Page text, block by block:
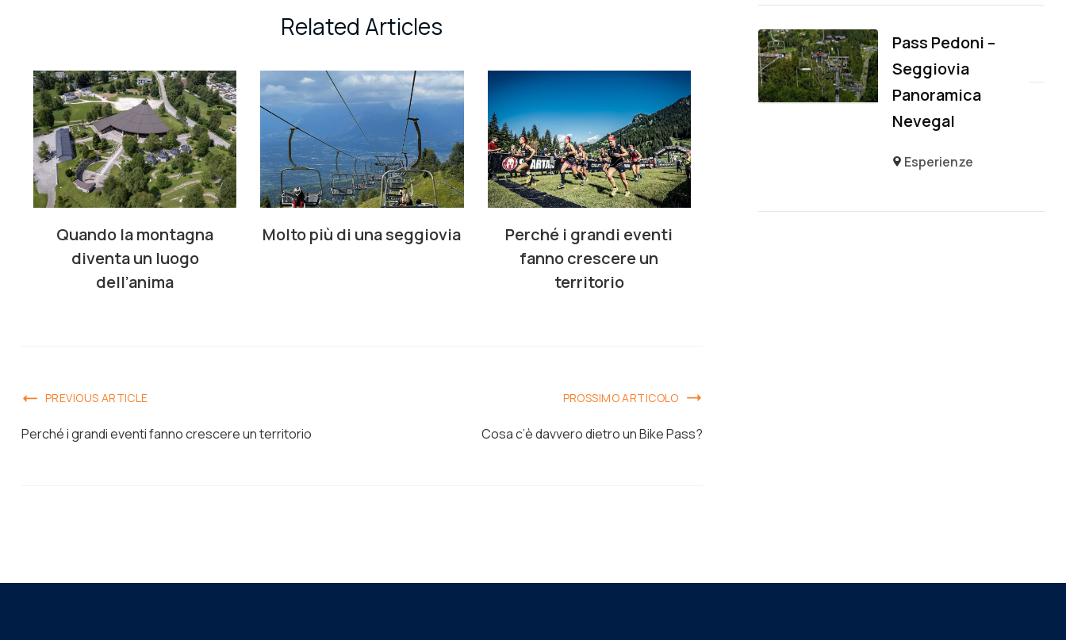
Related Articles
Quando la montagna
diventa un luogo
dell’anima
Molto più di una seggiovia
Perché i grandi eventi
fanno crescere un
territorio
PREVIOUS ARTICLE
Perché i grandi eventi fanno crescere un territorio
PROSSIMO ARTICOLO
Cosa c’è davvero dietro un Bike Pass?
Pass Pedoni –
Seggiovia
Panoramica
Nevegal
Esperienze